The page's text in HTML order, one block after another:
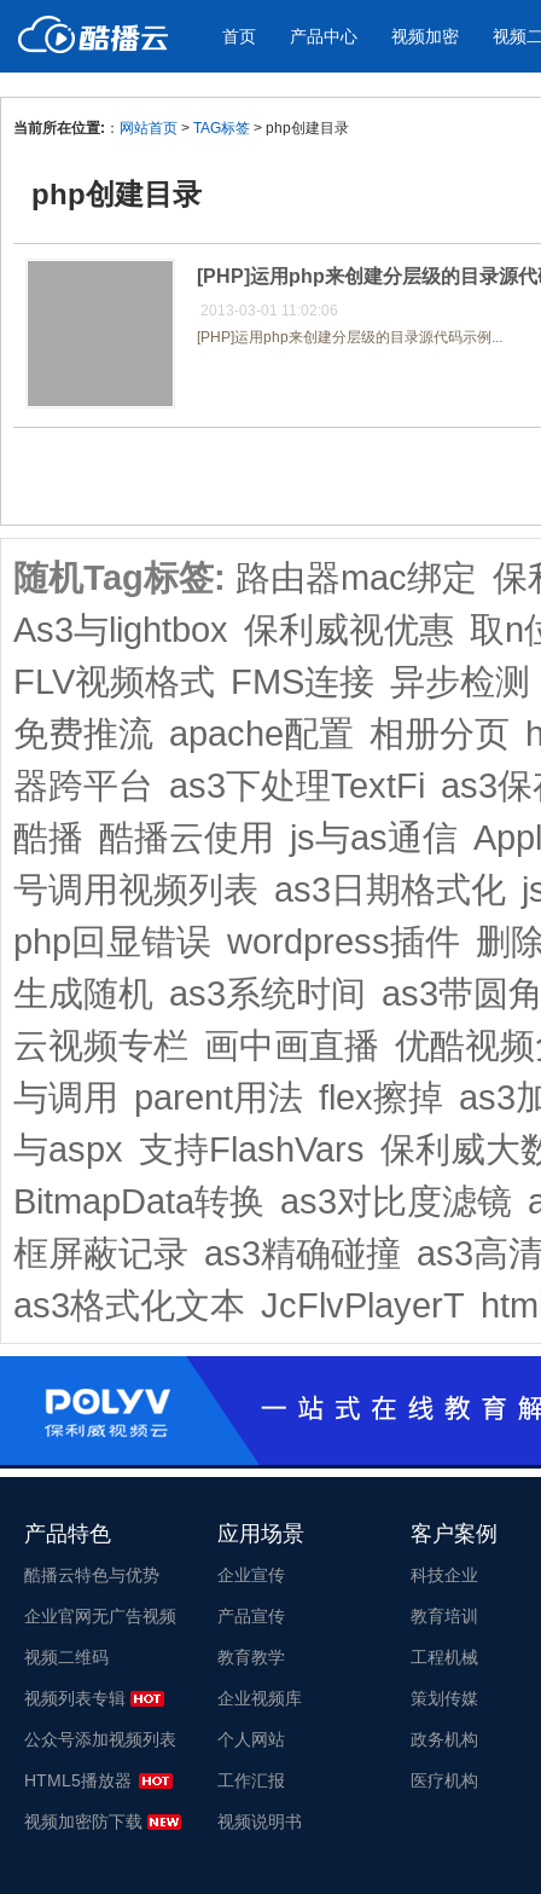
首页 产品中心
产品与新功能
教学课程全终端视频加密
防下载/防盗录/防录屏/防篡改
免费稳定无广
帮助企业视频
视频加密 视频
应用场景
色
内容
当前所在位置: ： 网站首页 > TAG标签 > php创建目录
php创建目录
[PHP]运用php来创建分层级的目录源
2013-03-01 11:02:06
[PHP]运用php来创建分层级的目录源代码示例...
随机Tag标签: 路由器mac绑定 保
As3与lightbox 保利威视优惠 取n
FLV视频格式 FMS连接 异步检测
免费推流 apache配置 相册分页
器跨平台 as3下处理TextFi as3
酷播 酷播云使用 js与as通信
号调用视频列表 as3日期格式化
php回显错误 wordpress插件 删
生成随机 as3系统时间 as3带圆
云视频专栏 画中画直播 优酷视
与调用 parent用法 flex擦掉 as3
与aspx 支持FlashVars 保利威大
BitmapData转换 as3对比度滤镜
框屏蔽记录 as3精确碰撞 as3高
as3格式化文本 JcFlvPlayerT
产品特色
酷播云特色与优势
企业官网无广告视频
视频二维码
视频列表专辑
公众号添加视频列表
HTML5播放器
视频加密防下载
应用场景
企业宣传
产品宣传
教育教学
企业视频库
个人网站
工作汇报
视频说明书
客户案例
科技企业
教育培训
工程机械
策划传媒
政务机构
医疗机构